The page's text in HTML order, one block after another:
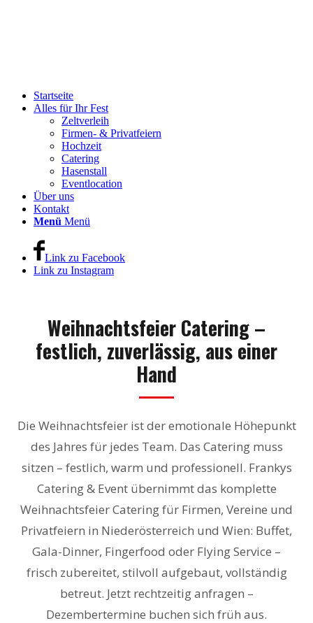
Startseite
Alles für Ihr Fest
Zeltverleih
Firmen- & Privatfeiern
Hochzeit
Catering
Hasenstall
Eventlocation
Über uns
Kontakt
Menü Menü
Link zu Facebook
Link zu Instagram
Weihnachtsfeier Catering –
festlich, zuverlässig, aus einer
Hand
Die Weihnachtsfeier ist der emotionale Höhepunkt
des Jahres für jedes Team. Das Catering muss
sitzen – festlich, warm und professionell. Frankys
Catering & Event übernimmt das komplette
Weihnachtsfeier Catering für Firmen, Vereine und
Privatfeiern in Niederösterreich und Wien: Buffet,
Gala-Dinner, Fingerfood oder Flying Service –
frisch zubereitet, stilvoll aufgebaut, vollständig
betreut. Jetzt rechtzeitig anfragen –
Dezembertermine buchen sich früh aus.